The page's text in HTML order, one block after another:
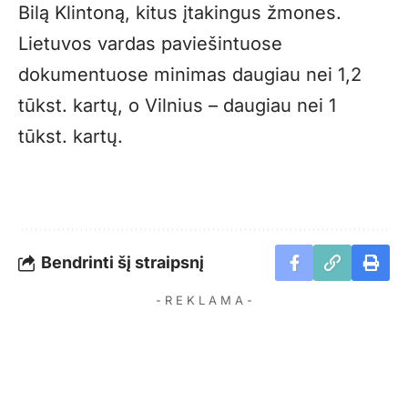
Bilą Klintoną, kitus įtakingus žmones.
Lietuvos vardas paviešintuose
dokumentuose minimas daugiau nei 1,2
tūkst. kartų, o Vilnius – daugiau nei 1
tūkst. kartų.
Bendrinti šį straipsnį
- R E K L A M A -